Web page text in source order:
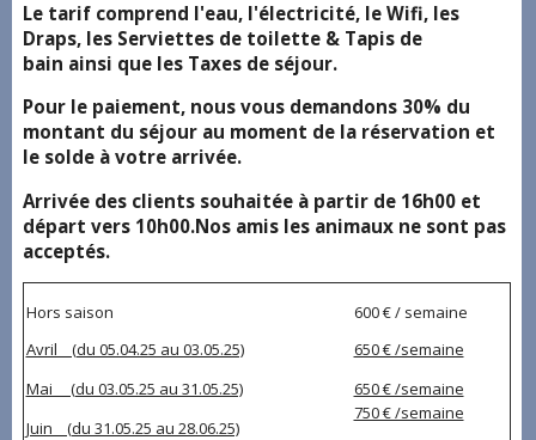
Le tarif comprend l'eau, l'électricité, le Wifi, les
Draps, les Serviettes de toilette & Tapis de
bain ainsi que les Taxes de séjour.
Pour le paiement, nous vous demandons 30% du
montant du séjour au moment de la réservation et
le solde à votre arrivée.
Arrivée des clients souhaitée à partir de 16h00 et
départ vers 10h00.Nos amis les animaux ne sont pas
acceptés.
Hors saison
Avril (du 05.04.25 au 03.05.25)
600 € / semaine
650 € /semaine
Mai (du 03.05.25 au 31.05.25)
650 € /semaine
Juin (du 31.05.25 au 28.06.25)
750 € /semaine